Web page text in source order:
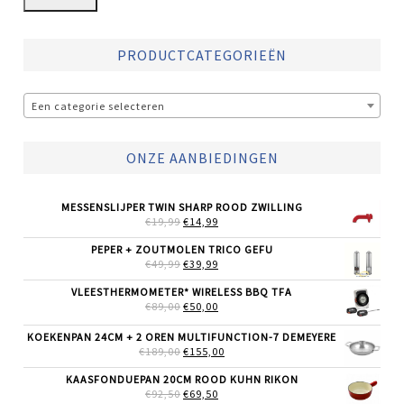
PRODUCTCATEGORIEËN
Een categorie selecteren
ONZE AANBIEDINGEN
MESSENSLIJPER TWIN SHARP ROOD ZWILLING
€19,99 OORSPRONKELIJKE
WAS:
€19,99.
€14,99
IS:
PEPER + ZOUTMOLEN TRICO GEFU
€49,99 OORSPRONKELIJKE
WAS:
€49,99.
€39,99
IS:
VLEESTHERMOMETER* WIRELESS BBQ TFA
€89,00 OORSPRONKELIJKE
WAS:
€89,00.
€50,00
IS:
€50,00.
KOEKENPAN 24CM + 2 OREN MULTIFUNCTION-7 DEMEYERE
€189,00 OORSPRONKELIJKE
WAS:
€189,00.
€155,00
IS:
KAASFONDUEPAN 20CM ROOD KUHN RIKON
€92,50 OORSPRONKELIJKE
€69,50